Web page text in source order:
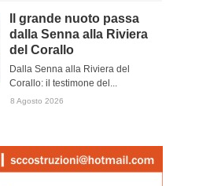
Il grande nuoto passa
dalla Senna alla Riviera
del Corallo
Dalla Senna alla Riviera del
Corallo: il testimone del...
8 Agosto 2026